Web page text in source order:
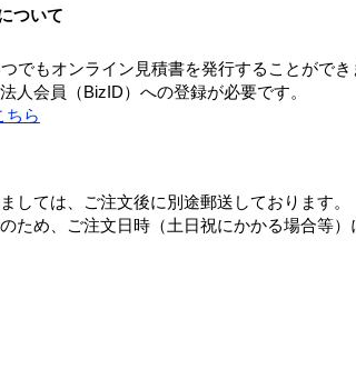
ついて
でもオンライン見積書を発行することができ
人会員（BizID）への登録が必要です。
ちら
しては、ご注文後に別途郵送しております。
ため、ご注文日時（土日祝にかかる場合等